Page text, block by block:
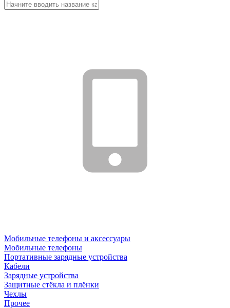
Мобильные телефоны и аксессуары
Мобильные телефоны
Портативные зарядные устройства
Кабели
Зарядные устройства
Защитные стёкла и плёнки
Чехлы
Прочее